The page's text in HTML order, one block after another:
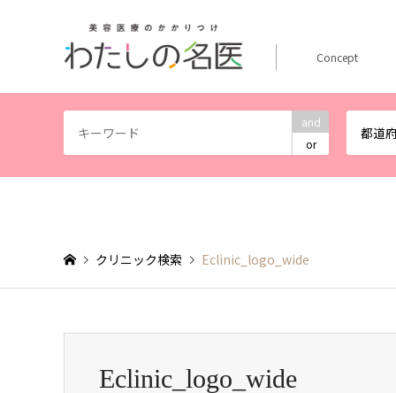
and
or
都道
Concept
クリニック検索 Eclinic_logo_wide
Eclinic_logo_wide